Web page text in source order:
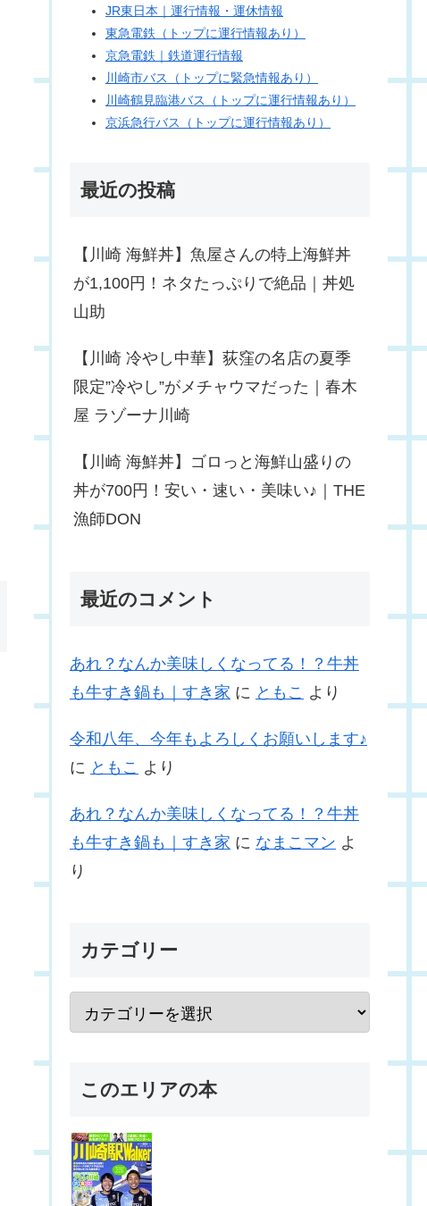
JR東日本｜運行情報・運休情報
東急電鉄（トップに運行情報あり）
京急電鉄｜鉄道運行情報
川崎市バス（トップに緊急情報あり）
川崎鶴見臨港バス（トップに運行情報あり）
京浜急行バス（トップに運行情報あり）
最近の投稿
【川崎 海鮮丼】魚屋さんの特上海鮮丼
が1,100円！ネタたっぷりで絶品｜丼処
山助
【川崎 冷やし中華】荻窪の名店の夏季
限定”冷やし”がメチャウマだった｜春木
屋 ラゾーナ川崎
【川崎 海鮮丼】ゴロっと海鮮山盛りの
丼が700円！安い・速い・美味い♪｜THE
漁師DON
最近のコメント
あれ？なんか美味しくなってる！？牛丼
も牛すき鍋も｜すき家 に ともこ より
令和八年、今年もよろしくお願いします♪
に ともこ より
あれ？なんか美味しくなってる！？牛丼
も牛すき鍋も｜すき家 に なまこマン よ
り
カテゴリー
このエリアの本